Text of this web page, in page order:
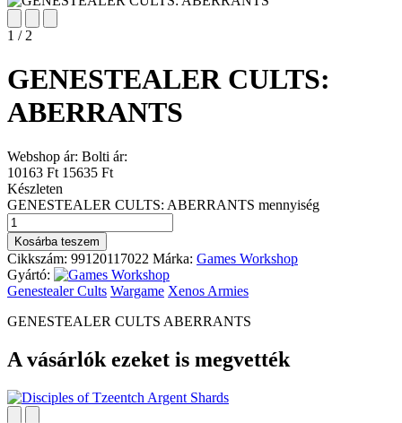
1 / 2
GENESTEALER CULTS:
ABERRANTS
Webshop ár: Bolti ár:
10163 Ft 15635 Ft
Készleten
GENESTEALER CULTS: ABERRANTS mennyiség
Kosárba teszem
Cikkszám: 99120117022 Márka: Games Workshop
Gyártó:
Genestealer Cults Wargame Xenos Armies
GENESTEALER CULTS ABERRANTS
A vásárlók ezeket is megvették